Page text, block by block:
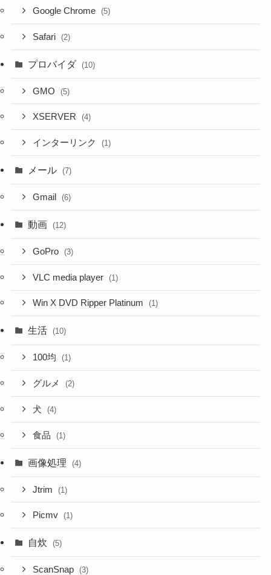
Google Chrome (5)
Safari (2)
プロバイダ (10)
GMO (5)
XSERVER (4)
インターリンク (1)
メール (7)
Gmail (6)
動画 (12)
GoPro (3)
VLC media player (1)
Win X DVD Ripper Platinum (1)
生活 (10)
100均 (1)
グルメ (2)
犬 (4)
食品 (1)
画像処理 (4)
Jtrim (1)
Picmv (1)
自炊 (5)
ScanSnap (3)